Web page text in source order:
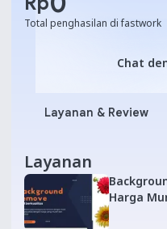
Total penghasilan di fastwork
Chat Chat
Layanan & Review
Layanan
Harga